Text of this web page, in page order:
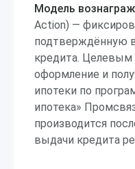
Модель
Action) —
подтверждённую
кредита. Целевым
оформление и
ипотеки по
ипотека»
производится
выдачи кредита